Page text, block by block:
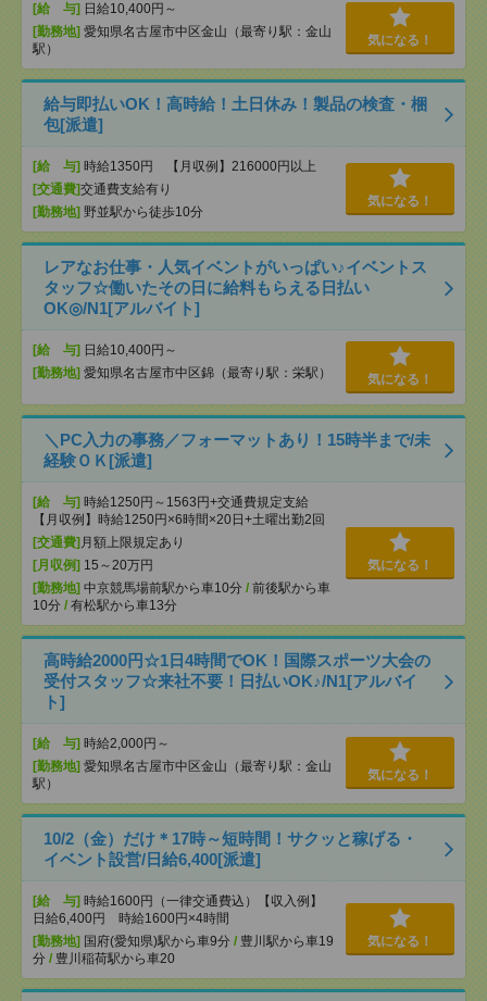
[給 与] 日給10,400円～
[勤務地] 愛知県名古屋市中区金山（最寄り駅：金山
駅）
気になる！
給与即払いOK！高時給！土日休み！製品の検査・梱
包[派遣]
[給 与] 時給1350円 【月収例】216000円以上
[交通費]交通費支給有り
[勤務地] 野並駅から徒歩10分
気になる！
レアなお仕事・人気イベントがいっぱい♪イベントス
タッフ☆働いたその日に給料もらえる日払い
OK◎/N1[アルバイト]
[給 与] 日給10,400円～
[勤務地] 愛知県名古屋市中区錦（最寄り駅：栄駅） 気になる！
＼PC入力の事務／フォーマットあり！15時半まで/未
経験ＯＫ[派遣]
[給 与] 時給1250円～1563円+交通費規定支給
【月収例】時給1250円×6時間×20日+土曜出勤2回
[交通費] 月額上限規定あり
[月収例] 15～20万円
[勤務地] 中京競馬場前駅から車10分 / 前後駅から車
10分 / 有松駅から車13分
気になる！
高時給2000円☆1日4時間でOK！国際スポーツ大会の
受付スタッフ☆来社不要！日払いOK♪/N1[アルバイ
ト]
[給 与] 時給2,000円～
[勤務地] 愛知県名古屋市中区金山（最寄り駅：金山
駅）
気になる！
10/2（金）だけ＊17時～短時間！サクッと稼げる・
イベント設営/日給6,400[派遣]
[給 与] 時給1600円（一律交通費込）【収入例】
日給6,400円 時給1600円×4時間
[勤務地] 国府(愛知県)駅から車9分 / 豊川駅から車19
分 / 豊川稲荷駅から車20
気になる！